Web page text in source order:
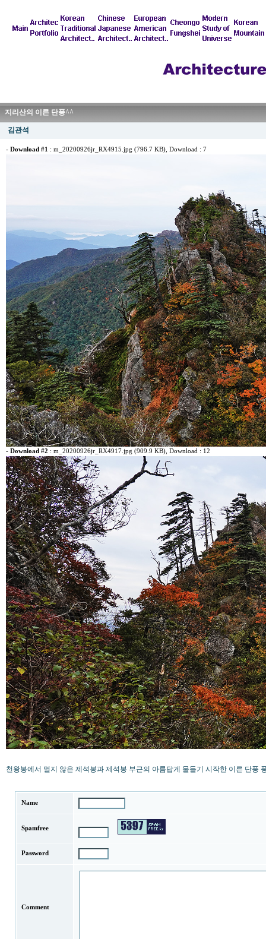
지리산의 이른 단풍^^
김관석
- Download #1 : m_20200926jr_RX4915.jpg (796.7 KB) , Download : 7
- Download #2 : m_20200926jr_RX4917.jpg (909.9 KB), Download : 12
천왕봉에서 멀지 않은 제석봉과 제석봉 부근의 아름답게 물들기 시작한 이른 단풍
Name
Spamfree
Password
Comment